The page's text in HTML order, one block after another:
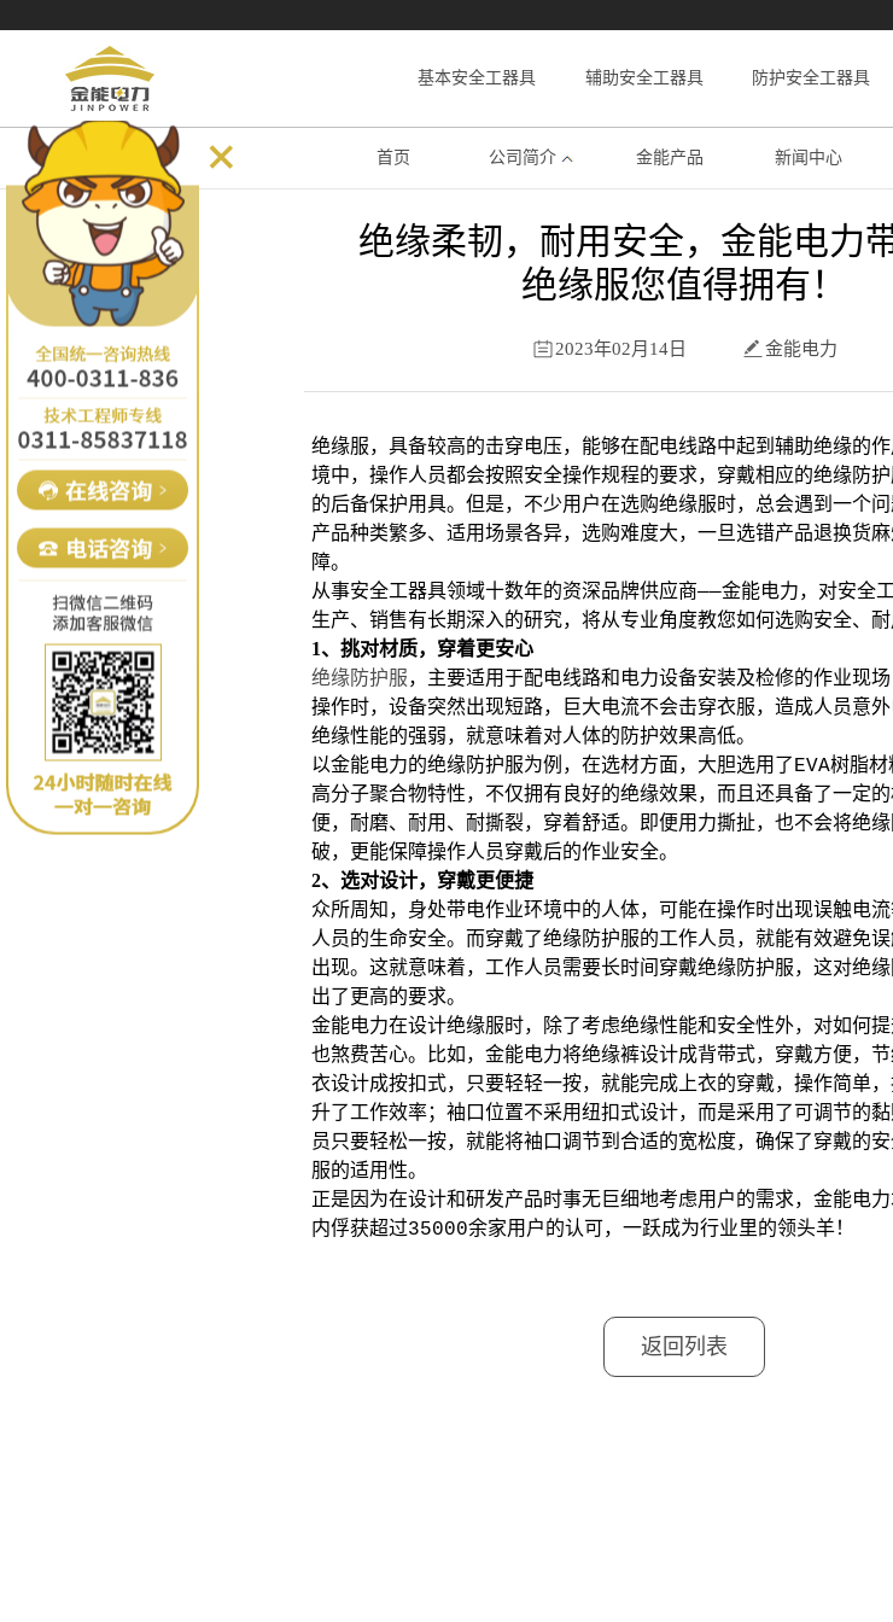
基本安全工器具 辅助安全工器具 防护安全工器具
首页 公司简介 金能产品 新闻中心
绝缘柔韧，耐用安全，金能电力
绝缘服您值得拥有！
2023年02月14日 金能电力
绝缘服，具备较高的击穿电压，能够在配电线路中起到辅助绝缘的
境中，操作人员都会按照安全操作规程的要求，穿戴相应的绝缘防
的后备保护用具。但是，不少用户在选购绝缘服时，总会遇到一个
产品种类繁多、适用场景各异，选购难度大，一旦选错产品退换货
障。
从事安全工器具领域十数年的资深品牌供应商——金能电力，对安全
生产、销售有长期深入的研究，将从专业角度教您如何选购安全、耐
1、挑对材质，穿着更安心
绝缘防护服，主要适用于配电线路和电力设备安装及检修的作业现
操作时，设备突然出现短路，巨大电流不会击穿衣服，造成人员意外
绝缘性能的强弱，就意味着对人体的防护效果高低。
以金能电力的绝缘防护服为例，在选材方面，大胆选用了EVA树脂
高分子聚合物特性，不仅拥有良好的绝缘效果，而且还具备了一定
便，耐磨、耐用、耐撕裂，穿着舒适。即便用力撕扯，也不会将绝
破，更能保障操作人员穿戴后的作业安全。
2、选对设计，穿戴更便捷
众所周知，身处带电作业环境中的人体，可能在操作时出现误触电
人员的生命安全。而穿戴了绝缘防护服的工作人员，就能有效避免
出现。这就意味着，工作人员需要长时间穿戴绝缘防护服，这对绝
出了更高的要求。
金能电力在设计绝缘服时，除了考虑绝缘性能和安全性外，对如何
也煞费苦心。比如，金能电力将绝缘裤设计成背带式，穿戴方便，
衣设计成按扣式，只要轻轻一按，就能完成上衣的穿戴，操作简单
升了工作效率；袖口位置不采用纽扣式设计，而是采用了可调节的
员只要轻松一按，就能将袖口调节到合适的宽松度，确保了穿戴的
服的适用性。
正是因为在设计和研发产品时事无巨细地考虑用户的需求，金能电
内俘获超过35000余家用户的认可，一跃成为行业里的领头羊！
返回列表